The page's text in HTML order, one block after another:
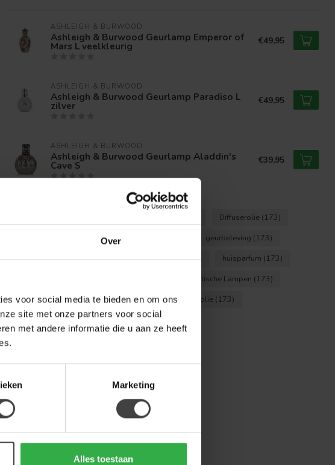
Over
voor social media te bieden en om ons
site met onze partners voor social
met andere informatie die u aan ze heeft
Marketing
Alles toestaan
ASHLEIGH & BURWOOD
Ashleigh & Burwood Geurlamp Emperor of
Mars L veelkleurig €49,95
ASHLEIGH & BURWOOD
Ashleigh & Burwood Geurlamp Paradiso L
zilver €49,95
ASHLEIGH & BURWOOD
Ashleigh & Burwood Geurlamp Aladdin's
Cave S €39,95
Diffuserolie (173)
Effusie Lampen(173) geurbeleving (173)
Geurlamp Olie(173) geurlampolie(173) huisparfum (173)
Katalytische Lampen (173)
lamp fragance(173) lampolie (173)